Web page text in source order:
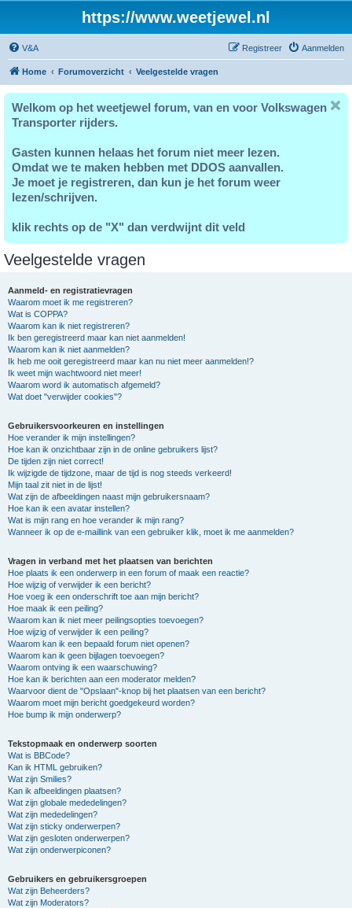
https://www.weetjewel.nl
V&A Aanmelden
Registreer
Home Forumoverzicht Veelgestelde vragen
Welkom op het weetjewel forum, van en voor Volkswagen
Transporter rijders.
Gasten kunnen helaas het forum niet meer lezen.
Omdat we te maken hebben met DDOS aanvallen.
Je moet je registreren, dan kun je het forum weer
lezen/schrijven.
klik rechts op de "X" dan verdwijnt dit veld
Veelgestelde vragen
Aanmeld- en registratievragen
Waarom moet ik me registreren?
Wat is COPPA?
Waarom kan ik niet registreren?
Ik ben geregistreerd maar kan niet aanmelden!
Waarom kan ik niet aanmelden?
Ik heb me ooit geregistreerd maar kan nu niet meer aanmelden!?
Ik weet mijn wachtwoord niet meer!
Waarom word ik automatisch afgemeld?
Wat doet "verwijder cookies"?
Gebruikersvoorkeuren en instellingen
Hoe verander ik mijn instellingen?
Hoe kan ik onzichtbaar zijn in de online gebruikers lijst?
De tijden zijn niet correct!
Ik wijzigde de tijdzone, maar de tijd is nog steeds verkeerd!
Mijn taal zit niet in de lijst!
Wat zijn de afbeeldingen naast mijn gebruikersnaam?
Hoe kan ik een avatar instellen?
Wat is mijn rang en hoe verander ik mijn rang?
Wanneer ik op de e-maillink van een gebruiker klik, moet ik me aanmelden?
Vragen in verband met het plaatsen van berichten
Hoe plaats ik een onderwerp in een forum of maak een reactie?
Hoe wijzig of verwijder ik een bericht?
Hoe voeg ik een onderschrift toe aan mijn bericht?
Hoe maak ik een peiling?
Waarom kan ik niet meer peilingsopties toevoegen?
Hoe wijzig of verwijder ik een peiling?
Waarom kan ik een bepaald forum niet openen?
Waarom kan ik geen bijlagen toevoegen?
Waarom ontving ik een waarschuwing?
Hoe kan ik berichten aan een moderator melden?
Waarvoor dient de "Opslaan"-knop bij het plaatsen van een bericht?
Waarom moet mijn bericht goedgekeurd worden?
Hoe bump ik mijn onderwerp?
Tekstopmaak en onderwerp soorten
Wat is BBCode?
Kan ik HTML gebruiken?
Wat zijn Smilies?
Kan ik afbeeldingen plaatsen?
Wat zijn globale mededelingen?
Wat zijn mededelingen?
Wat zijn sticky onderwerpen?
Wat zijn gesloten onderwerpen?
Wat zijn onderwerpiconen?
Gebruikers en gebruikersgroepen
Wat zijn Beheerders?
Wat zijn Moderators?